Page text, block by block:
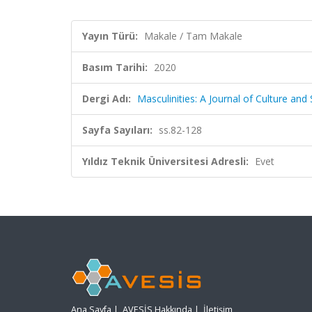
Yayın Türü: Makale / Tam Makale
Basım Tarihi: 2020
Dergi Adı: Masculinities: A Journal of Culture and
Sayfa Sayıları: ss.82-128
Yıldız Teknik Üniversitesi Adresli: Evet
Ana Sayfa | AVESİS Hakkında | İletişim